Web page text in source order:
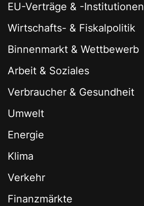
EU-Verträge & -Institutionen
Wirtschafts- & Fiskalpolitik
Binnenmarkt & Wettbewerb
Arbeit & Soziales
Verbraucher & Gesundheit
Umwelt
Energie
Klima
Verkehr
Finanzmärkte